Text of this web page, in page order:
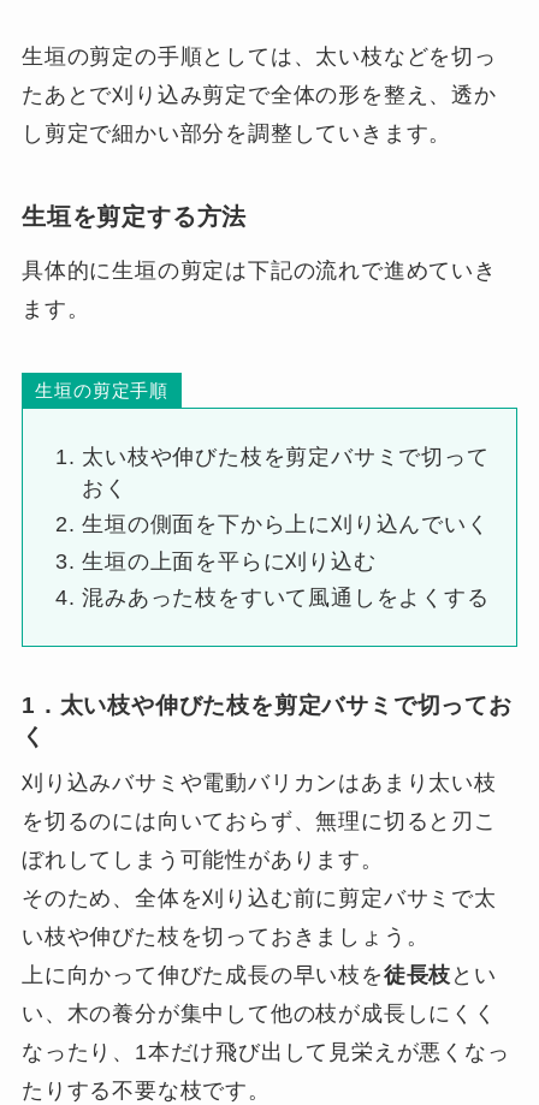
生垣の剪定の手順としては、太い枝などを切っ
たあとで刈り込み剪定で全体の形を整え、透か
し剪定で細かい部分を調整していきます。
生垣を剪定する方法
具体的に生垣の剪定は下記の流れで進めていき
ます。
生垣の剪定手順
太い枝や伸びた枝を剪定バサミで切って
おく
生垣の側面を下から上に刈り込んでいく
生垣の上面を平らに刈り込む
混みあった枝をすいて風通しをよくする
1．太い枝や伸びた枝を剪定バサミで切ってお
く
刈り込みバサミや電動バリカンはあまり太い枝
を切るのには向いておらず、無理に切ると刃こ
ぼれしてしまう可能性があります。
そのため、全体を刈り込む前に剪定バサミで太
い枝や伸びた枝を切っておきましょう。
上に向かって伸びた成長の早い枝を徒長枝 とい
い、木の養分が集中して他の枝が成長しにくく
なったり、1本だけ飛び出して見栄えが悪くなっ
たりする不要な枝です。